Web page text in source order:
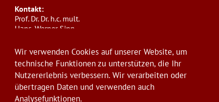
Kontakt:
Prof. Dr. Dr. h.c. mult.
Hans-Werner Sinn,
ifo Institut
Poschingerstr. 5, 81679 München
Telefon: +49(0)89/9224-1276
E-Mail:sinn@ifo.de
Anmelden
Wir verwenden Cookies auf unserer Website, um
technische Funktionen zu unterstützen, die Ihr
Nutzererlebnis verbessern. Wir verarbeiten oder
übertragen Daten und verwenden auch
Analysefunktionen.